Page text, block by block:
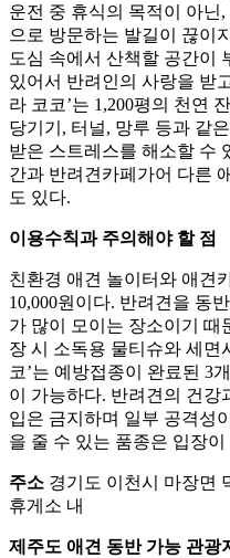
운전 중 휴식의 목적이 아닌
으로 방문하는 발길이 끊이
도심 속에서 산책할 공간이
있어서 반려인의 사랑을 받
라 코코’는 1,200평의 천연
당기기, 터널, 망루 등과 같
받은 스트레스를 해소할 수
간과 반려견카페가어 다른
도 있다.
이용수칙과 주의해야 할 점
친환경 애견 놀이터와 애견
10,000원이다. 반려견을 동
가 많이 모이는 장소이기 때
장 시 소독용 물티슈와 세면
코’는 예방접종이 완료된 3
이 가능하다. 반려견의 건강
입은 금지하며 일부 공격성
을 줄 수 있는 품종은 입장이
주소 경기도 이천시 마장면
휴게소 내
제주도 애견 동반 가능 관광